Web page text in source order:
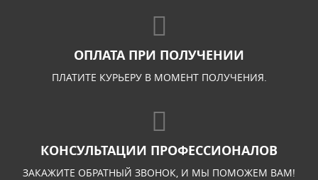
ОПЛАТА ПРИ ПОЛУЧЕНИИ
ПЛАТИТЕ КУРЬЕРУ В МОМЕНТ ПОЛУЧЕНИЯ.
КОНСУЛЬТАЦИИ ПРОФЕССИОНАЛОВ
ЗАКАЖИТЕ ОБРАТНЫЙ ЗВОНОК, И МЫ ПОМОЖЕМ ВАМ!